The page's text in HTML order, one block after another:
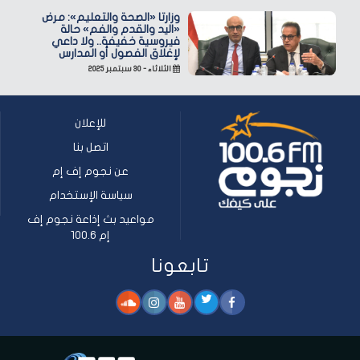
وزارتا «الصحة والتعليم»: مرض
«اليد والقدم والفم» حالة
فيروسية خفيفة.. ولا داعي
لإغلاق الفصول أو المدارس
الثلاثاء - ٣٠ سبتمبر ٢٠٢٥
للإعلان
اتصل بنا
عن نجوم إف إم
سياسة الإستخدام
مواعيد بث إذاعة نجوم إف
إم 100.6
تابعونا